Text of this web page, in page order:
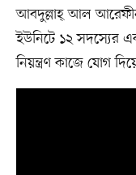
আবদুল্লাহ্ আল
ইউনিটে ১২ সদস্যের
নিয়ন্ত্রণ কাজে যোগ